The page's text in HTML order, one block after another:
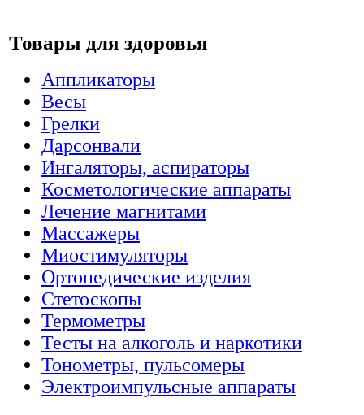
Товары для здоровья
Аппликаторы
Весы
Грелки
Дарсонвали
Ингаляторы, аспираторы
Косметологические аппараты
Лечение магнитами
Массажеры
Миостимуляторы
Ортопедические изделия
Стетоскопы
Термометры
Тесты на алкоголь и наркотики
Тонометры, пульсомеры
Электроимпульсные аппараты